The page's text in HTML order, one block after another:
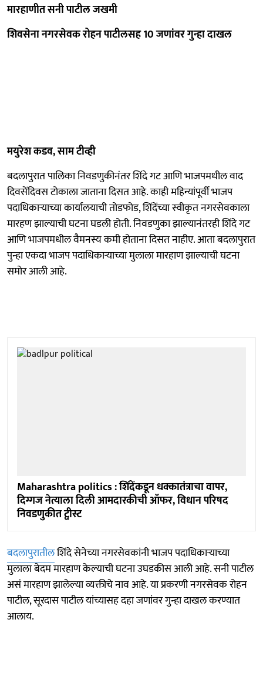
मारहाणीत सनी पाटील जखमी
शिवसेना नगरसेवक रोहन पाटीलसह 10 जणांवर गुन्हा दाखल
मयुरेश कडव, साम टीव्ही
बदलापुरात पालिका निवडणुकीनंतर शिंदे गट आणि भाजपमधील वाद
दिवसेंदिवस टोकाला जाताना दिसत आहे. काही महिन्यांपूर्वी भाजप
पदाधिकाऱ्याच्या कार्यालयाची तोडफोड, शिंदेंच्या स्वीकृत नगरसेवकाला
मारहण झाल्याची घटना घडली होती. निवडणुका झाल्यानंतरही शिंदे गट
आणि भाजपमधील वैमनस्य कमी होताना दिसत नाहीए. आता बदलापुरात
पुन्हा एकदा भाजप पदाधिकाऱ्याच्या मुलाला मारहाण झाल्याची घटना
समोर आली आहे.
Maharashtra politics : शिंदेंकडून धक्कातंत्राचा वापर,
दिग्गज नेत्याला दिली आमदारकीची ऑफर, विधान परिषद
निवडणुकीत ट्वीस्ट
बदलापुरातीलशिंदे सेनेच्या नगरसेवकांनी भाजप पदाधिकाऱ्याच्या
मुलाला बेदम मारहाण केल्याची घटना उघडकीस आली आहे. सनी पाटील
असं मारहाण झालेल्या व्यक्तीचे नाव आहे. या प्रकरणी नगरसेवक रोहन
पाटील, सूरदास पाटील यांच्यासह दहा जणांवर गुन्हा दाखल करण्यात
आलाय.